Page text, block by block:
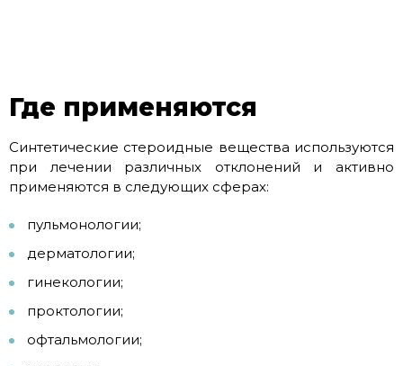
Где применяются
Синтетические стероидные вещества используются
при лечении различных отклонений и активно
применяются в следующих сферах:
пульмонологии;
дерматологии;
гинекологии;
проктологии;
офтальмологии;